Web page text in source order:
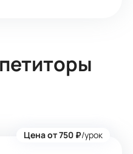
Цена от 750 ₽/урок